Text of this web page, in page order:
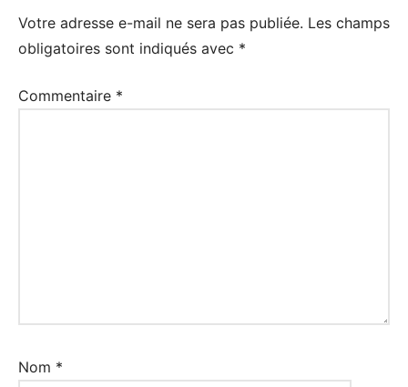
Votre adresse e-mail ne sera pas publiée. Les champs
obligatoires sont indiqués avec *
Commentaire *
Nom *